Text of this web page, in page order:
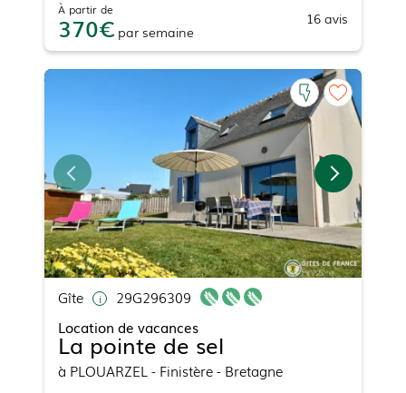
À partir de
370 par semaine
16 avis
Gîte
29G296309
Location de vacances
La pointe de sel
à PLOUARZEL - Finistère - Bretagne